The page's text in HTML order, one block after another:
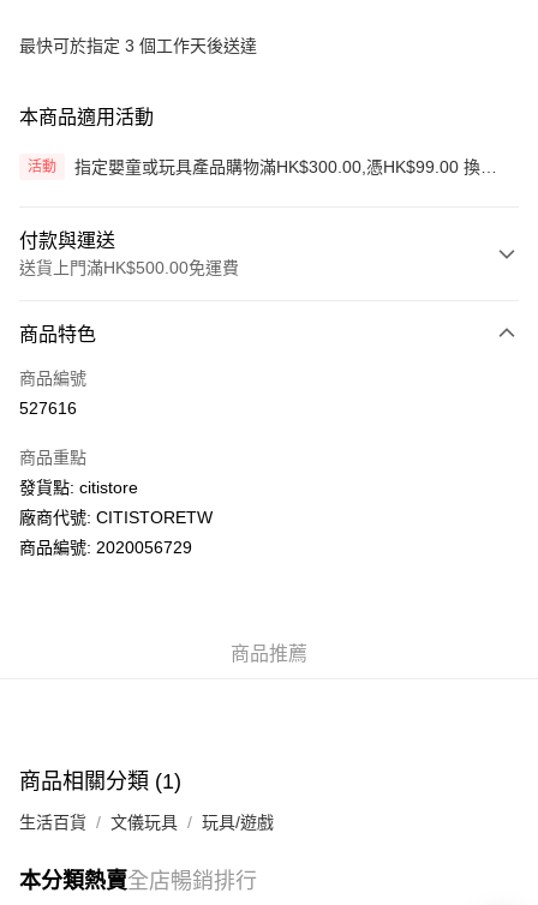
最快可於指定 3 個工作天後送達
本商品適用活動
活動
指定嬰童或玩具產品購物滿HK$300.00,憑HK$99.00 換購
付款與運送
送貨上門滿HK$500.00免運費
信用卡
AlipayHK
WeChat Pay
送貨方式
每筆HK$50.00，滿HK$200.00或以上免運費
UNY 門市自取
商品特色
商品編號
527616
商品重點
發貨點: citistore
廠商代號: CITISTORETW
商品編號: 2020056729
商品推薦
商品相關分類 (1)
生活百貨 文儀玩具 玩具/遊戲
本分類熱賣全店暢銷排行